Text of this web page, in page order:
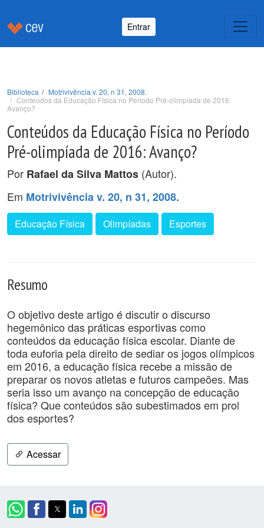
Entrar
Biblioteca
Motrivivência v. 20, n 31, 2008.
Conteúdos da Educação Física no Período Pré-olimpíada de 2016:
Avanço?
Conteúdos da Educação Física no Período
Pré-olimpíada de 2016: Avanço?
Por Rafael da Silva Mattos (Autor).
Em Motrivivência v. 20, n 31, 2008.
Educação Física Olimpíadas Esportes
Resumo
O objetivo deste artigo é discutir o discurso
hegemônico das práticas esportivas como
conteúdos da educação física escolar. Diante de
toda euforia pela direito de sediar os jogos olímpicos
em 2016, a educação física recebe a missão de
preparar os novos atletas e futuros campeões. Mas
seria isso um avanço na concepção de educação
física? Que conteúdos são subestimados em prol
dos esportes?
Acessar